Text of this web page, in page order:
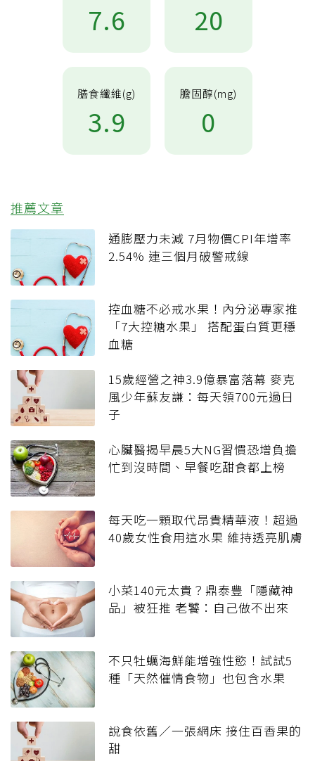
7.6 20
膳食纖維(g)
3.9
膽固醇(mg)
0
推薦文章
通膨壓力未減 7月物價CPI年增率
2.54% 連三個月破警戒線
控血糖不必戒水果！內分泌專家推
「7大控糖水果」 搭配蛋白質更穩
血糖
15歲經營之神3.9億暴富落幕 麥克
風少年蘇友謙：每天領700元過日
子
心臟醫揭早晨5大NG習慣恐增負擔
忙到沒時間、早餐吃甜食都上榜
每天吃一顆取代昂貴精華液！超過
40歲女性食用這水果 維持透亮肌膚
小菜140元太貴？鼎泰豐「隱藏神
品」被狂推 老饕：自己做不出來
不只牡蠣海鮮能增強性慾！試試5
種「天然催情食物」也包含水果
說食依舊／一張網床 接住百香果的
甜